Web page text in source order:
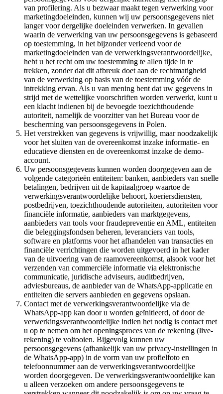
van profilering. Als u bezwaar maakt tegen verwerking voor
marketingdoeleinden, kunnen wij uw persoonsgegevens niet
langer voor dergelijke doeleinden verwerken. In gevallen
waarin de verwerking van uw persoonsgegevens is gebaseerd
op toestemming, in het bijzonder verleend voor de
marketingdoeleinden van de verwerkingsverantwoordelijke,
hebt u het recht om uw toestemming te allen tijde in te
trekken, zonder dat dit afbreuk doet aan de rechtmatigheid
van de verwerking op basis van de toestemming vóór de
intrekking ervan. Als u van mening bent dat uw gegevens in
strijd met de wettelijke voorschriften worden verwerkt, kunt u
een klacht indienen bij de bevoegde toezichthoudende
autoriteit, namelijk de voorzitter van het Bureau voor de
bescherming van persoonsgegevens in Polen.
Het verstrekken van gegevens is vrijwillig, maar noodzakelijk
voor het sluiten van de overeenkomst inzake informatie- en
educatieve diensten en de overeenkomst inzake de demo-
account.
Uw persoonsgegevens kunnen worden doorgegeven aan de
volgende categorieën entiteiten: banken, aanbieders van snelle
betalingen, bedrijven uit de kapitaalgroep waartoe de
verwerkingsverantwoordelijke behoort, koeriersdiensten,
postbedrijven, toezichthoudende autoriteiten, autoriteiten voor
financiële informatie, aanbieders van marktgegevens,
aanbieders van tools voor fraudepreventie en AML, entiteiten
die beleggingsfondsen beheren, leveranciers van tools,
software en platforms voor het afhandelen van transacties en
financiële verrichtingen die worden uitgevoerd in het kader
van de uitvoering van de raamovereenkomst, alsook voor het
verzenden van commerciële informatie via elektronische
communicatie, juridische adviseurs, auditbedrijven,
adviesbureaus, de aanbieder van de WhatsApp-applicatie en
entiteiten die servers aanbieden en gegevens opslaan.
Contact met de verwerkingsverantwoordelijke via de
WhatsApp-app kan door u worden geïnitieerd, of door de
verwerkingsverantwoordelijke indien het nodig is contact met
u op te nemen om het openingsproces van de rekening (live-
rekening) te voltooien. Bijgevolg kunnen uw
persoonsgegevens (afhankelijk van uw privacy-instellingen in
de WhatsApp-app) in de vorm van uw profielfoto en
telefoonnummer aan de verwerkingsverantwoordelijke
worden doorgegeven. De verwerkingsverantwoordelijke kan
u alleen verzoeken om andere persoonsgegevens te